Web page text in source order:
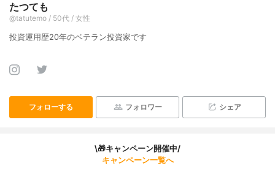
たつても
@tatutemo / 50代 / 女性
投資運用歴20年のベテラン投資家です
フォローする フォロワー シェア
\🎁キャンペーン開催中/
キャンペーン一覧へ